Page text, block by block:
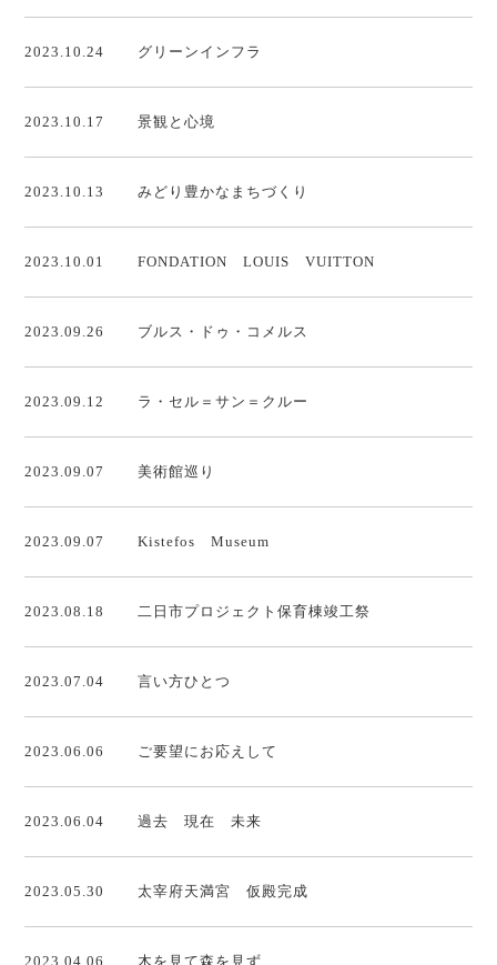
2023.10.24 グリーンインフラ
2023.10.17 景観と心境
2023.10.13 みどり豊かなまちづくり
2023.10.01 FONDATION LOUIS VUITTON
2023.09.26 ブルス・ドゥ・コメルス
2023.09.12 ラ・セル＝サン＝クルー
2023.09.07 美術館巡り
2023.09.07 Kistefos Museum
2023.08.18 二日市プロジェクト保育棟竣工祭
2023.07.04 言い方ひとつ
2023.06.06 ご要望にお応えして
2023.06.04 過去 現在 未来
2023.05.30 太宰府天満宮 仮殿完成
2023.04.06 木を見て森を見ず